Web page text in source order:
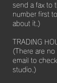
send a fax to
number first
about it.)
TRADING
(There are
email to
studio.)